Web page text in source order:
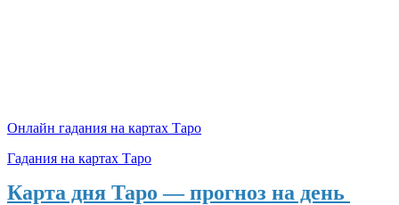
Онлайн гадания на картах Таро
Гадания на картах Таро
Карта дня Таро — прогноз на день